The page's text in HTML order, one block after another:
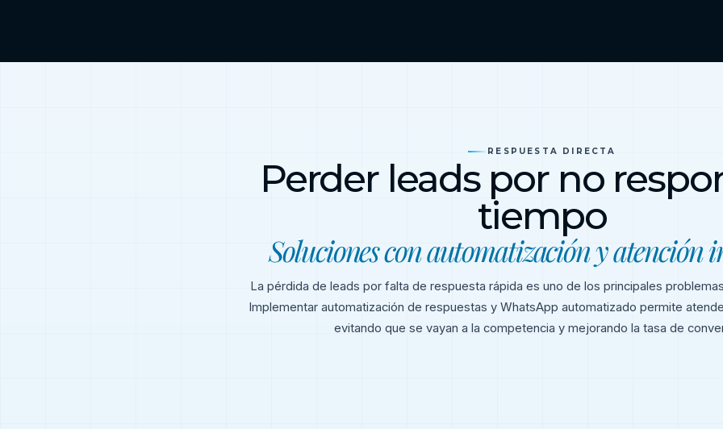
RESPUESTA DIRECTA
Perder leads por no
tiempo
Soluciones con automatización y atención
La pérdida de leads por falta de respuesta rápida es uno de los principales
Implementar automatización de respuestas y WhatsApp automatizado permite
evitando que se vayan a la competencia y mejorando la tasa de